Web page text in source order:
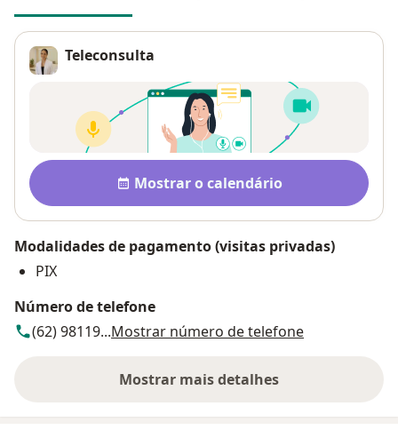
Teleconsulta
Disponibilidade
Mostrar o calendário
Modalidades de pagamento (visitas privadas)
PIX
Número de telefone
(62) 98119...Mostrar número de telefone
Mostrar mais detalhes
sobre o endereço